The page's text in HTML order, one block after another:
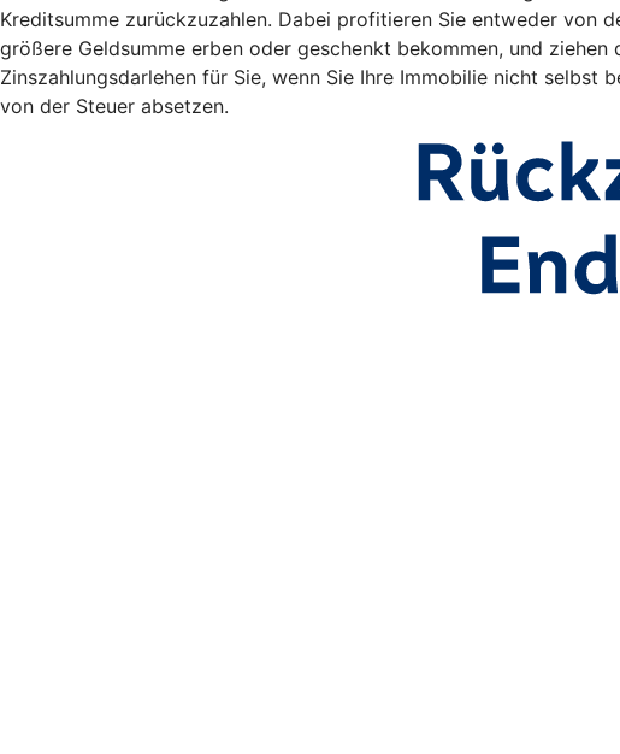
Kreditsumme zurückzuzahlen. Dabei profitieren Sie entweder von
größere Geldsumme erben oder geschenkt bekommen, und
Zinszahlungsdarlehen für Sie, wenn Sie Ihre Immobilie nicht selbst
von der Steuer absetzen.